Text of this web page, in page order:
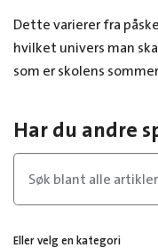
Dette varierer fra
hvilket univers man
som er skolens
Har du andre
Eller velg en kategori